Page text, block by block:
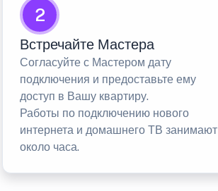
2
Встречайте Мастера
Согласуйте с Мастером дату
подключения и предоставьте ему
доступ в Вашу квартиру.
Работы по подключению нового
интернета и домашнего ТВ занимают
около часа.